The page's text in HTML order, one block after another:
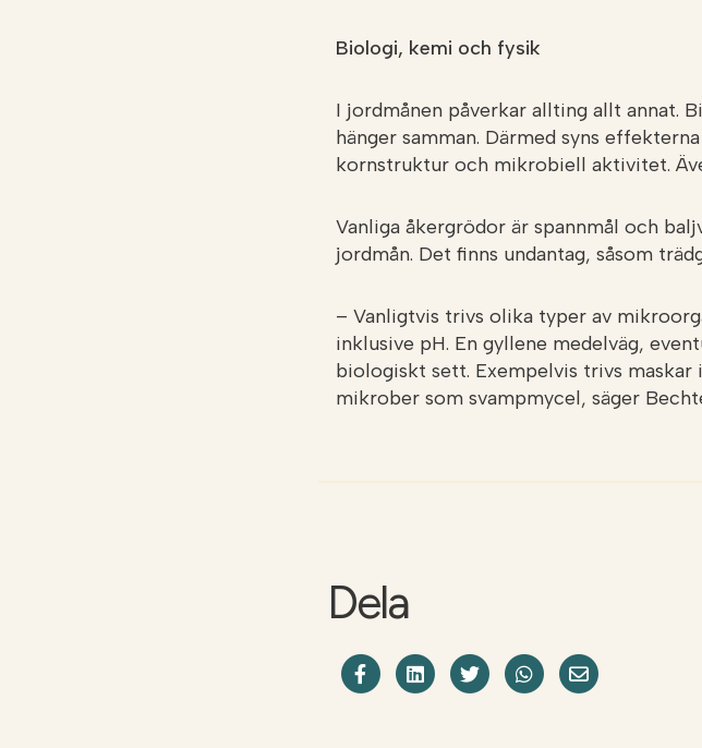
Biologi, kemi och fysik
I jordmånen påverkar allting allt annat.
hänger samman. Därmed syns
kornstruktur och mikrobiell aktivitet.
Vanliga åkergrödor är spannmål och
jordmån. Det finns undantag, såsom
– Vanligtvis trivs olika typer av
inklusive pH. En gyllene medelväg,
biologiskt sett. Exempelvis trivs
mikrober som svampmycel, säger
Dela
Dela på Facebook
Share on LinkedIn
Dela på Twitter
Dela på